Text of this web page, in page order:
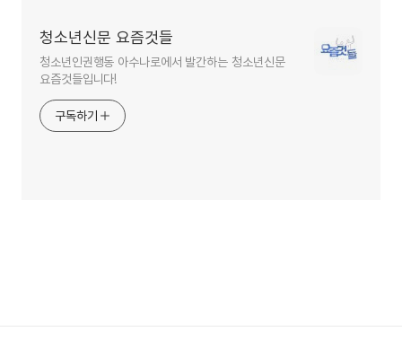
청소년신문 요즘것들
청소년인권행동 아수나로에서 발간하는 청소년신문
요즘것들입니다!
구독하기